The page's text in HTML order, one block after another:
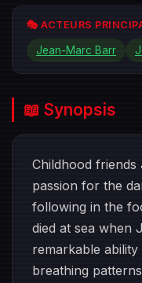
🎭 ACTEURS
Jean-Marc Barr
📖 Synopsis
Childhood friends
passion for the
following in the
died at sea when
remarkable
breathing